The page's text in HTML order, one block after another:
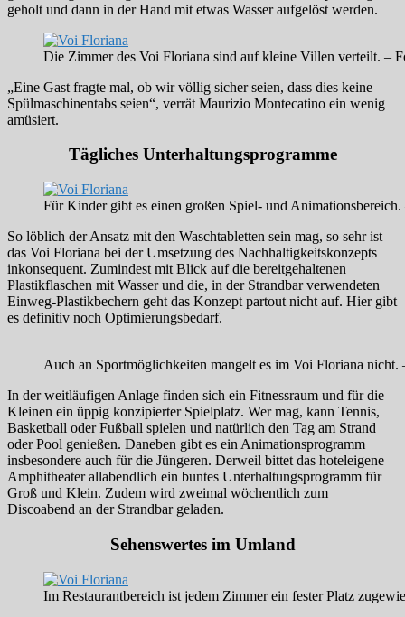
geholt und dann in der Hand mit etwas Wasser aufgelöst werden.
Die Zimmer des Voi Floriana sind auf kleine Villen verteilt. –
„Eine Gast fragte mal, ob wir völlig sicher seien, dass dies keine
Spülmaschinentabs seien“, verrät Maurizio Montecatino ein wenig
amüsiert.
Tägliches Unterhaltungsprogramme
Für Kinder gibt es einen großen Spiel- und
So löblich der Ansatz mit den Waschtabletten sein mag, so sehr ist
das Voi Floriana bei der Umsetzung des Nachhaltigkeitskonzepts
inkonsequent. Zumindest mit Blick auf die bereitgehaltenen
Plastikflaschen mit Wasser und die, in der Strandbar verwendeten
Einweg-Plastikbechern geht das Konzept partout nicht auf. Hier gibt
es definitiv noch Optimierungsbedarf.
Auch an Sportmöglichkeiten mangelt es im Voi Floriana
In der weitläufigen Anlage finden sich ein Fitnessraum und für die
Kleinen ein üppig konzipierter Spielplatz. Wer mag, kann Tennis,
Basketball oder Fußball spielen und natürlich den Tag am Strand
oder Pool genießen. Daneben gibt es ein Animationsprogramm
insbesondere auch für die Jüngeren. Derweil bittet das hoteleigene
Amphitheater allabendlich ein buntes Unterhaltungsprogramm für
Groß und Klein. Zudem wird zweimal wöchentlich zum
Discoabend an der Strandbar geladen.
Sehenswertes im Umland
Im Restaurantbereich ist jedem Zimmer ein fester Platz